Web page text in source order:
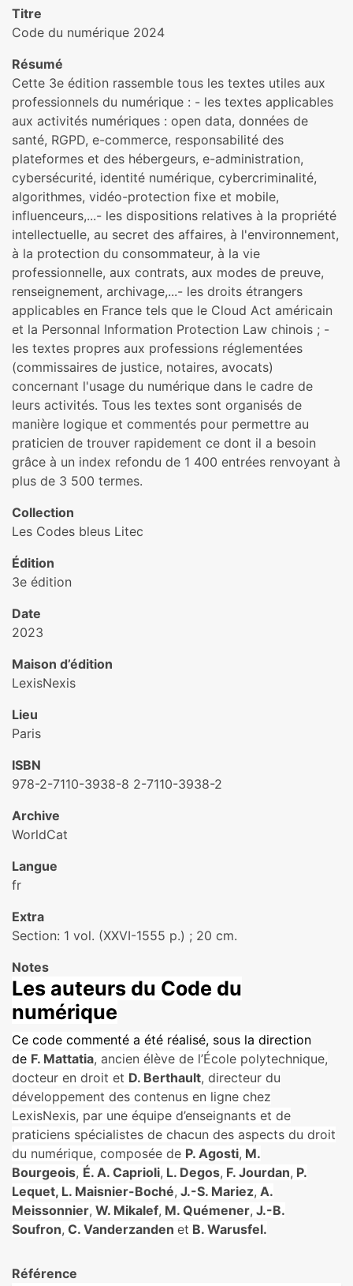
Titre
Code du numérique 2024
Résumé
Cette 3e édition rassemble tous les textes utiles aux
professionnels du numérique : - les textes applicables
aux activités numériques : open data, données de
santé, RGPD, e-commerce, responsabilité des
plateformes et des hébergeurs, e-administration,
cybersécurité, identité numérique, cybercriminalité,
algorithmes, vidéo-protection fixe et mobile,
influenceurs,...- les dispositions relatives à la propriété
intellectuelle, au secret des affaires, à l'environnement,
à la protection du consommateur, à la vie
professionnelle, aux contrats, aux modes de preuve,
renseignement, archivage,...- les droits étrangers
applicables en France tels que le Cloud Act américain
et la Personnal Information Protection Law chinois ; -
les textes propres aux professions réglementées
(commissaires de justice, notaires, avocats)
concernant l'usage du numérique dans le cadre de
leurs activités. Tous les textes sont organisés de
manière logique et commentés pour permettre au
praticien de trouver rapidement ce dont il a besoin
grâce à un index refondu de 1 400 entrées renvoyant à
plus de 3 500 termes.
Collection
Les Codes bleus Litec
Édition
3e édition
Date
2023
Maison d’édition
LexisNexis
Lieu
Paris
ISBN
978-2-7110-3938-8 2-7110-3938-2
Archive
WorldCat
Langue
fr
Extra
Section: 1 vol. (XXVI-1555 p.) ; 20 cm.
Notes
Les auteurs du Code du
numérique
Ce code commenté a été réalisé, sous la direction
de F. Mattatia, ancien élève de l’École polytechnique,
docteur en droit et D. Berthault, directeur du
développement des contenus en ligne chez
LexisNexis, par une équipe d’enseignants et de
praticiens spécialistes de chacun des aspects du droit
du numérique, composée de P. Agosti, M.
Bourgeois, É. A. Caprioli, L. Degos, F. Jourdan, P.
Lequet, L. Maisnier-Boché, J.-S. Mariez, A.
Meissonnier, W. Mikalef, M. Quémener, J.-B.
Soufron, C. Vanderzanden et B. Warusfel.
Référence